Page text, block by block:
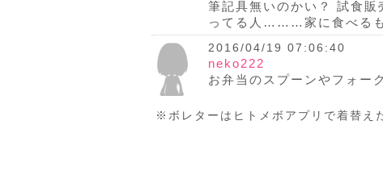
筆記具無いのかい？ 試食販
ってる人………家に食べるも
2016/04/19 07:06:40
neko222
お弁当のスプーンやフォー
※ボレターはヒトメボアプリで着替え